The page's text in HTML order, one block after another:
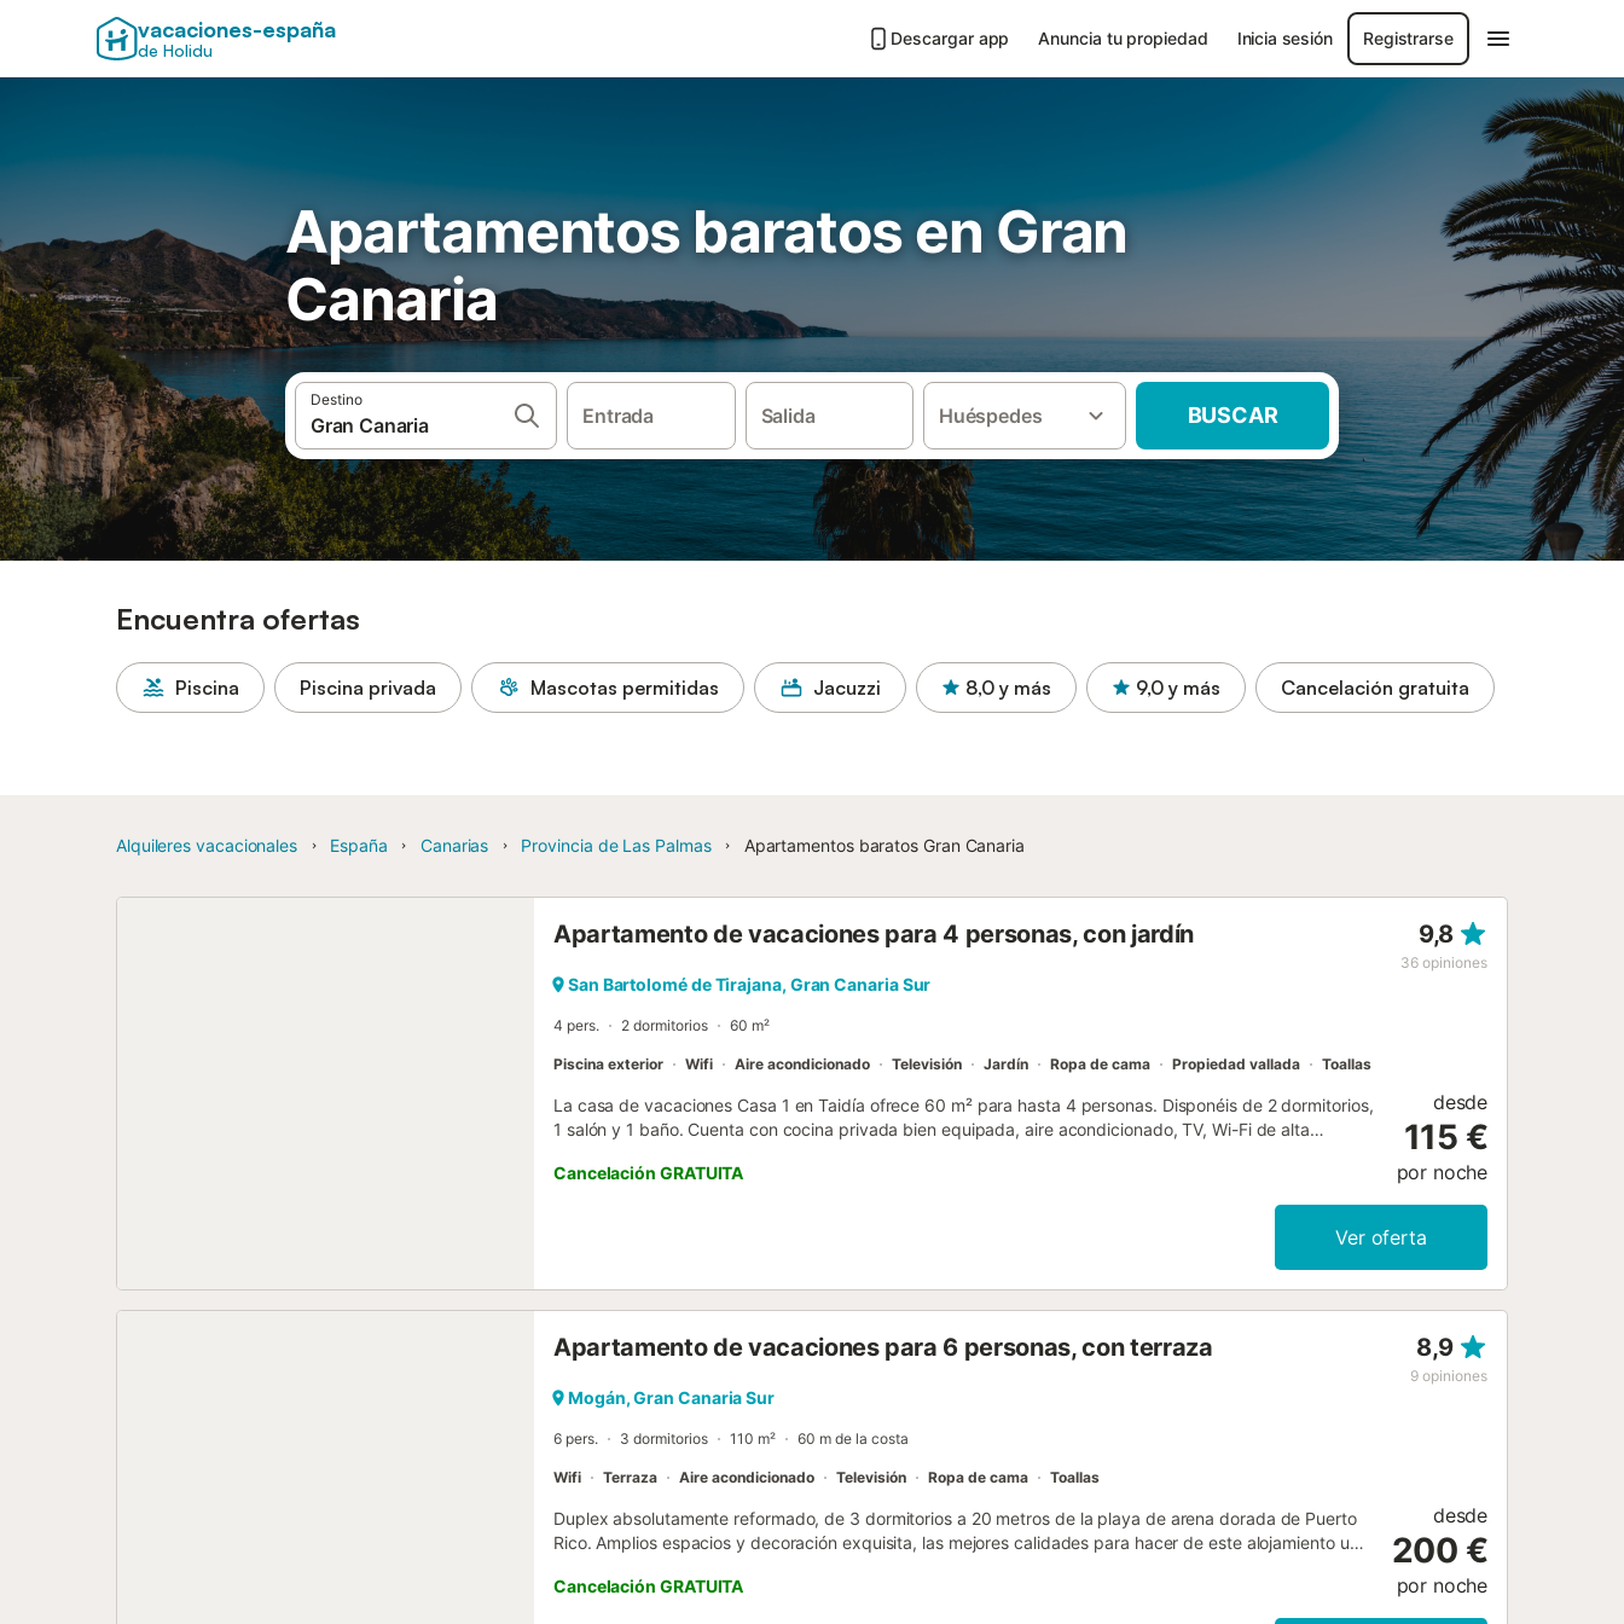
vacaciones-españa
de Holidu
Descargar app Anuncia tu propiedad Inicia sesión Registrarse
Apartamentos baratos en Gran
Canaria
Destino
Entrada Salida Huéspedes BUSCAR
Encuentra ofertas
Piscina Piscina privada Mascotas permitidas Jacuzzi 8,0 y más 9,0 y más Cancelación gratuita
Alquileres vacacionales España Canarias Provincia de Las Palmas Apartamentos baratos Gran Canaria
Apartamento de vacaciones para 4 personas, con jardín 9,8
36 opiniones
San Bartolomé de Tirajana, Gran Canaria Sur
4 pers. 2 dormitorios 60 m²
Piscina exterior Wifi Aire acondicionado Televisión Jardín Ropa de cama Propiedad vallada Toallas
La casa de vacaciones Casa 1 en Taidía ofrece 60 m² para hasta 4 personas. Disponéis de 2 dormitorios,
1 salón y 1 baño. Cuenta con cocina privada bien equipada, aire acondicionado, TV, Wi-Fi de alta
montaña, de uso exclusivo durante vuestra estancia. Relajaos en la piscina exterior climatizada
compartida de Palmeral de Taidía, en Taidía, y disfrutad del jardín común y la terraza descubierta. Tenéis
Cancelación GRATUITA
desde
115 €
por noche
Ver oferta
Apartamento de vacaciones para 6 personas, con terraza 8,9
9 opiniones
Mogán, Gran Canaria Sur
6 pers. 3 dormitorios 110 m² 60 m de la costa
Wifi Terraza Aire acondicionado Televisión Ropa de cama Toallas
Duplex absolutamente reformado, de 3 dormitorios a 20 metros de la playa de arena dorada de Puerto
Rico. Amplios espacios y decoración exquisita, las mejores calidades para hacer de este alojamiento un
Totalmente equipada con todas las comodidades, con terraza y vistas directas a la playa y al mar. Este
excelente complejo de duplex goza de una insuperable ubicación en Puerto Rico, a pocos metros del
Cancelación GRATUITA
desde
200 €
por noche